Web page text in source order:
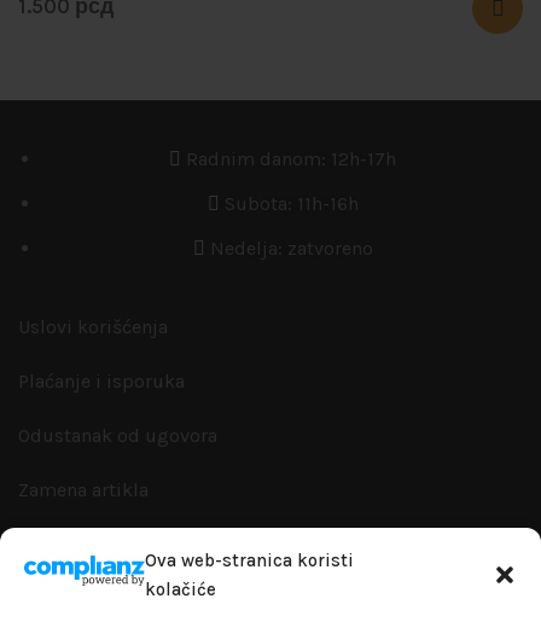
Ova web-stranica koristi
kolačiće
1.500 рсд
Radnim danom: 12h-17h
Subota: 11h-16h
Nedelja: zatvoreno
Uslovi korišćenja
Plaćanje i isporuka
Odustanak od ugovora
Zamena artikla
Politika privatnosti